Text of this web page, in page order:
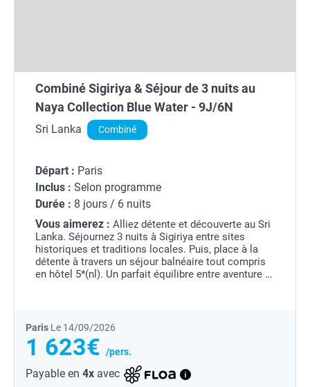
Combiné Sigiriya & Séjour de 3 nuits au
Naya Collection Blue Water - 9J/6N
Sri Lanka Combiné
Départ : Paris
Inclus : Selon programme
Durée : 8 jours / 6 nuits
Vous aimerez : Alliez détente et découverte au Sri
Lanka. Séjournez 3 nuits à Sigiriya entre sites
historiques et traditions locales. Puis, place à la
détente à travers un séjour balnéaire tout compris
en hôtel 5*(nl). Un parfait équilibre entre aventure et
Paris Le 14/09/2026
1 623€ /pers.
Payable en 4x avec